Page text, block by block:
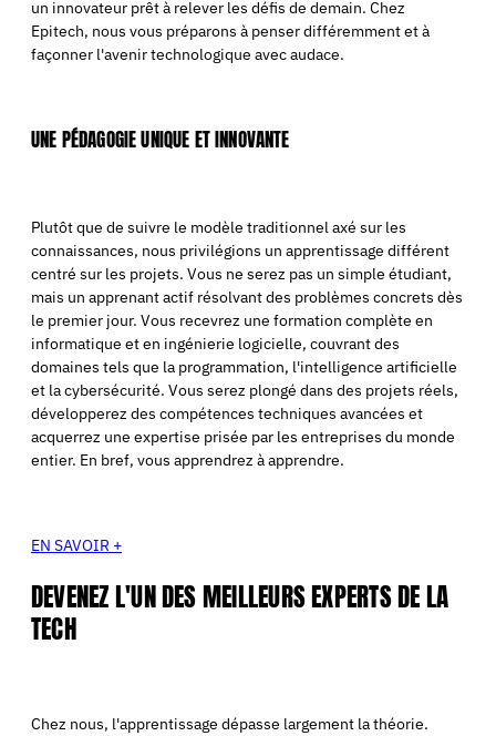
un innovateur prêt à relever les défis de demain. Chez
Epitech, nous vous préparons à penser différemment et à
façonner l'avenir technologique avec audace.
UNE PÉDAGOGIE UNIQUE ET INNOVANTE
Plutôt que de suivre le modèle traditionnel axé sur les
connaissances, nous privilégions un apprentissage différent
centré sur les projets. Vous ne serez pas un simple étudiant,
mais un apprenant actif résolvant des problèmes concrets dès
le premier jour. Vous recevrez une formation complète en
informatique et en ingénierie logicielle, couvrant des
domaines tels que la programmation, l'intelligence artificielle
et la cybersécurité. Vous serez plongé dans des projets réels,
développerez des compétences techniques avancées et
acquerrez une expertise prisée par les entreprises du monde
entier. En bref, vous apprendrez à apprendre.
EN SAVOIR +
DEVENEZ L'UN DES MEILLEURS EXPERTS DE LA
TECH
Chez nous, l'apprentissage dépasse largement la théorie.